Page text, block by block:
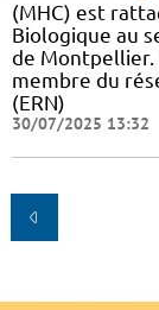
(MHC) est
Biologique au
de Montpellier.
membre du
(ERN)
30/07/2025 13:32